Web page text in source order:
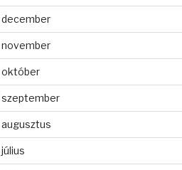
október
szeptember